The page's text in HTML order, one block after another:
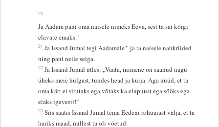
20
Ja Aadam pani oma naisele nimeks Eeva, sest ta sai kõigi
elavate emaks.+
21 Ja Issand Jumal tegi Aadamale+ ja ta naisele nahkriided
ning pani neile selga.
22 Ja Issand Jumal ütles: „Vaata, inimene on saanud nagu
üheks meie hulgast, tundes head ja kurja. Aga nüüd, et ta
oma kätt ei sirutaks ega võtaks ka elupuust ega sööks ega
elaks igavesti!”
23 Siis saatis Issand Jumal tema Eedeni rohuaiast välja, et ta
hariks maad, millest ta oli võetud.